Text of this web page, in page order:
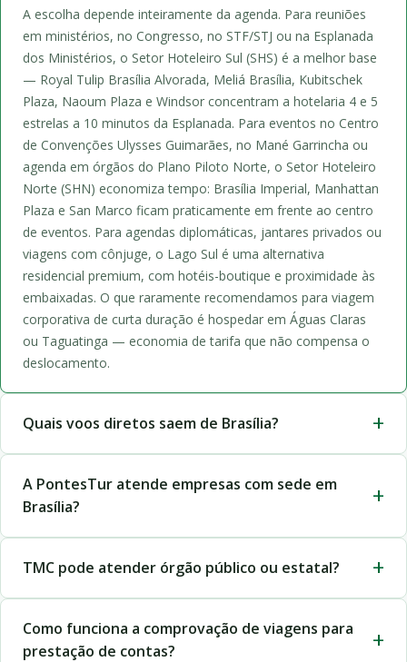
A escolha depende inteiramente da agenda. Para reuniões
em ministérios, no Congresso, no STF/STJ ou na Esplanada
dos Ministérios, o Setor Hoteleiro Sul (SHS) é a melhor base
— Royal Tulip Brasília Alvorada, Meliá Brasília, Kubitschek
Plaza, Naoum Plaza e Windsor concentram a hotelaria 4 e 5
estrelas a 10 minutos da Esplanada. Para eventos no Centro
de Convenções Ulysses Guimarães, no Mané Garrincha ou
agenda em órgãos do Plano Piloto Norte, o Setor Hoteleiro
Norte (SHN) economiza tempo: Brasília Imperial, Manhattan
Plaza e San Marco ficam praticamente em frente ao centro
de eventos. Para agendas diplomáticas, jantares privados ou
viagens com cônjuge, o Lago Sul é uma alternativa
residencial premium, com hotéis-boutique e proximidade às
embaixadas. O que raramente recomendamos para viagem
corporativa de curta duração é hospedar em Águas Claras
ou Taguatinga — economia de tarifa que não compensa o
deslocamento.
Quais voos diretos saem de Brasília?
A PontesTur atende empresas com sede em
Brasília?
TMC pode atender órgão público ou estatal?
Como funciona a comprovação de viagens para
prestação de contas?